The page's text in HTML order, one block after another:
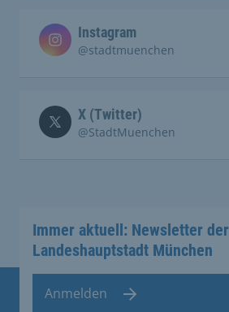
Instagram
@stadtmuenchen
X (Twitter)
@StadtMuenchen
Immer aktuell: Newsletter der
Landeshauptstadt München
Anmelden